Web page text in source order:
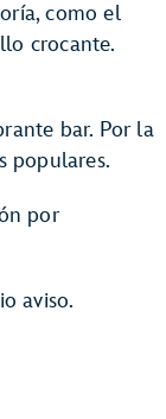
como el
crocante.
bar. Por la
populares.
por
aviso.